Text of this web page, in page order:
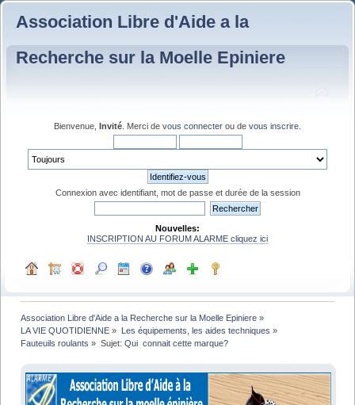
Association Libre d'Aide a la
Recherche sur la Moelle Epiniere
Bienvenue, Invité . Merci de vous connecter ou de vous inscrire
Connexion avec identifiant, mot de passe et durée de la session
Nouvelles:
INSCRIPTION AU FORUM ALARME cliquez ici
Association Libre d'Aide a la Recherche sur la Moelle Epiniere »
LA VIE QUOTIDIENNE » Les équipements, les aides techniques »
Fauteuils roulants » Sujet: Qui  connait cette marque?